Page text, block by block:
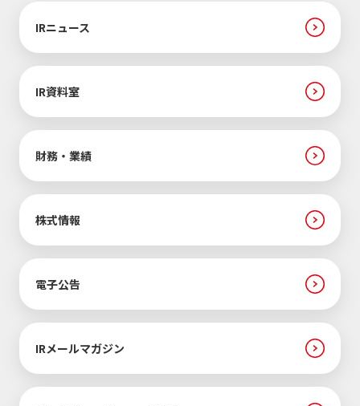
IRニュース
IR資料室
財務・業績
株式情報
電子公告
IRメールマガジン